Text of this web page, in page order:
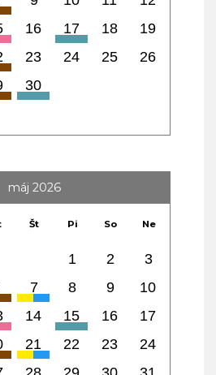
16 17 18
19
23 24 25
26
30
máj 2026
Št Pi So Ne
1 2
3
7 8 9
10
14 15 16
17
21 22 23
24